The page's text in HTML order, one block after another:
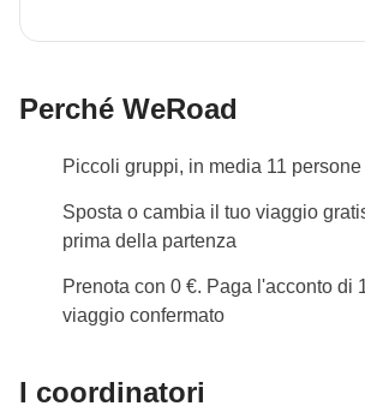
Perché WeRoad
Piccoli gruppi, in media 11 persone
Sposta o cambia il tuo viaggio
prima della partenza
Prenota con 0 €. Paga l'acconto di
viaggio confermato
I coordinatori